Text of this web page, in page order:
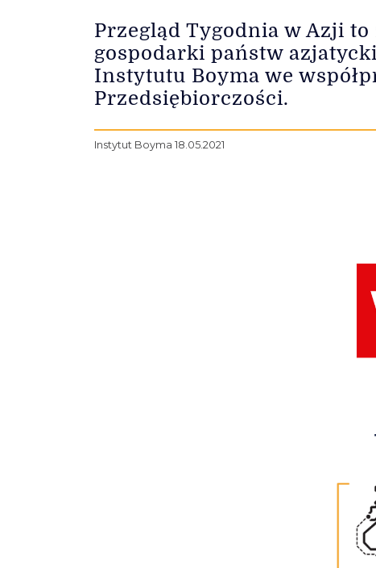
Przegląd Tygodnia w Azji
gospodarki państw
Instytutu Boyma we
Przedsiębiorczości.
Instytut Boyma 18.05.2021